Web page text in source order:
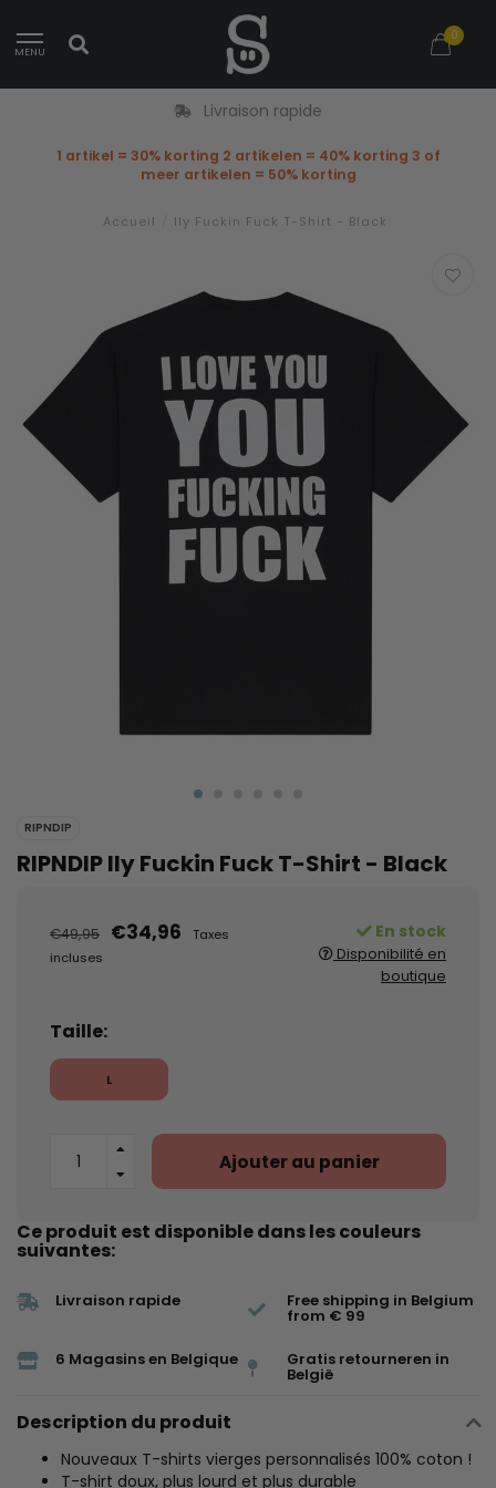
MENU
0
Livraison rapide
1 artikel = 30% korting 2 artikelen = 40% korting 3 of
meer artikelen = 50% korting
Accueil Ily Fuckin Fuck T-Shirt - Black
RIPNDIP
RIPNDIP Ily Fuckin Fuck T-Shirt - Black
€49,95 €34,96
Taxes
incluses
En stock
Disponibilité en
boutique
Taille:
L
Ajouter au panier
Ce produit est disponible dans les couleurs
suivantes:
Livraison rapide Free shipping in Belgium
from € 99
6 Magasins en Belgique Gratis retourneren in
België
Description du produit
Nouveaux T-shirts vierges personnalisés 100% coton !
T-shirt doux, plus lourd et plus durable